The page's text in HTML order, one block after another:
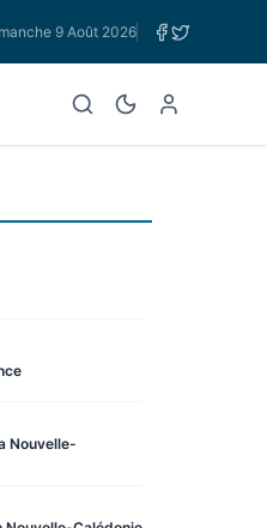
9 Août 2026
Nouvelle-